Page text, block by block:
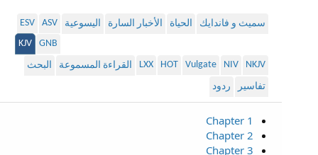
سميث و فاندايك الحياة الأخبار السارة اليسوعية ASV
ESV
GNB
KJV
NKJV
NIV
Vulgate
HOT
LXX القراءة المسموعة
البحث
تفاسير
ردود
Chapter 1
Chapter 2
Chapter 3